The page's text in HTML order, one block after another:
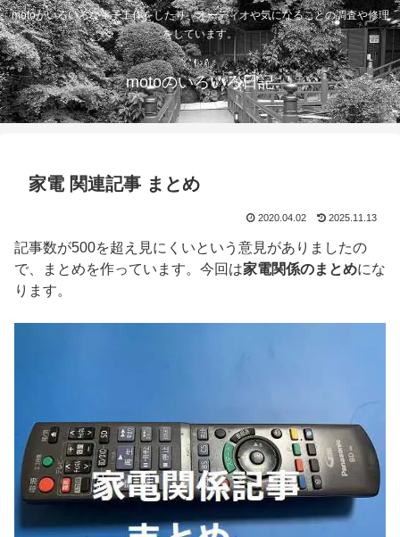
motoがいろいろな電子工作をしたり、オーディオや気になることの調査や修理
をしています。
motoのいろいろ日記
家電 関連記事 まとめ
2020.04.02 2025.11.13
記事数が500を超え見にくいという意見がありましたの
で、まとめを作っています。今回は家電関係のまとめにな
ります。